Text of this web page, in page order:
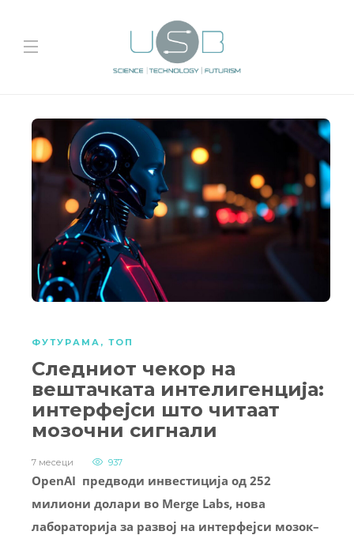
ФУТУРАМА , ТОП
Следниот чекор на
вештачката интелигенција:
интерфејси што читаат
мозочни сигнали
7 месеци 937
OpenAI предводи инвестиција од 252
милиони долари во Merge Labs, нова
лабораторија за развој на интерфејси мозок–